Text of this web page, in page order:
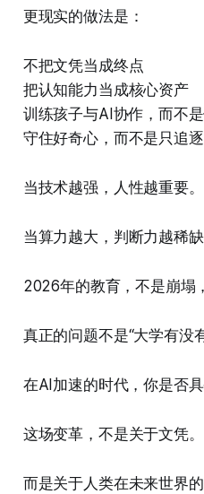
更现实的做法是：
不把文凭当成终点
把认知能力当成核心资产
训练孩子与AI协作，而不
守住好奇心，而不是只追
当技术越强，人性越重要。
当算力越大，判断力越稀缺
2026年的教育，不是崩塌
真正的问题不是“大学有
在AI加速的时代，你是否
这场变革，不是关于文凭。
而是关于人类在未来世界的